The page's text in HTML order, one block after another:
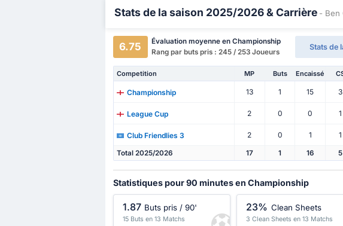
Stats de la saison 2025/2026 & Carrière - Ben
6.75
Évaluation moyenne en Championship
Rang par buts pris : 245 / 253 Joueurs
Stats de
Competition MP Buts Encaissé
Championship 13 1 15 3
League Cup 2 0 0 1
Club Friendlies 3 2 0 1 1
Total 2025/2026 17 1 16 5
Statistiques pour 90 minutes en Championship
1.87 Buts pris / 90'
15 Buts en 13 Matchs
23% Clean Sheets
3 Clean Sheets en 13 Matchs